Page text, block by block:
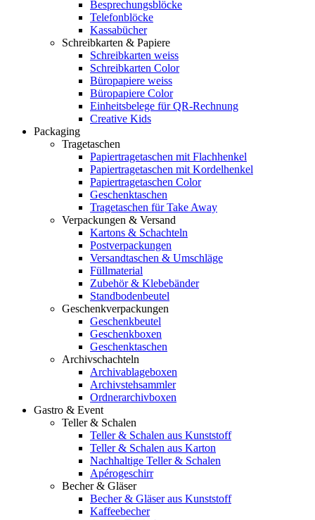
Besprechungsblöcke
Telefonblöcke
Kassabücher
Schreibkarten & Papiere
Schreibkarten weiss
Schreibkarten Color
Büropapiere weiss
Büropapiere Color
Einheitsbelege für QR-Rechnung
Creative Kids
Packaging
Tragetaschen
Papiertragetaschen mit Flachhenkel
Papiertragetaschen mit Kordelhenkel
Papiertragetaschen Color
Geschenktaschen
Tragetaschen für Take Away
Verpackungen & Versand
Kartons & Schachteln
Postverpackungen
Versandtaschen & Umschläge
Füllmaterial
Zubehör & Klebebänder
Standbodenbeutel
Geschenkverpackungen
Geschenkbeutel
Geschenkboxen
Geschenktaschen
Archivschachteln
Archivablageboxen
Archivstehsammler
Ordnerarchivboxen
Gastro & Event
Teller & Schalen
Teller & Schalen aus Kunststoff
Teller & Schalen aus Karton
Nachhaltige Teller & Schalen
Apérogeschirr
Becher & Gläser
Becher & Gläser aus Kunststoff
Kaffeebecher